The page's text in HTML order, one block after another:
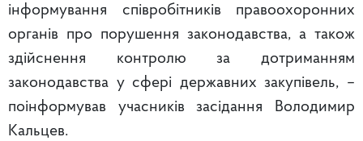
інформування співробітників правоохоронних
органів про порушення законодавства, а також
здійснення контролю за дотриманням
законодавства у сфері державних закупівель, –
поінформував учасників засідання Володимир
Кальцев.